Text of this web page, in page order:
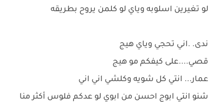
لو تغيرين اسلوبه وياي لو كلمن يروح بطريقه
ندى. .اني تحجي وياي هيج
قصي....على كيفكم مو هيج
عمار... انتي كل شويه وكلشي اني اني
شنو انتي ابوج احسن من ابوي لو عدكم فلوس أكثر منا